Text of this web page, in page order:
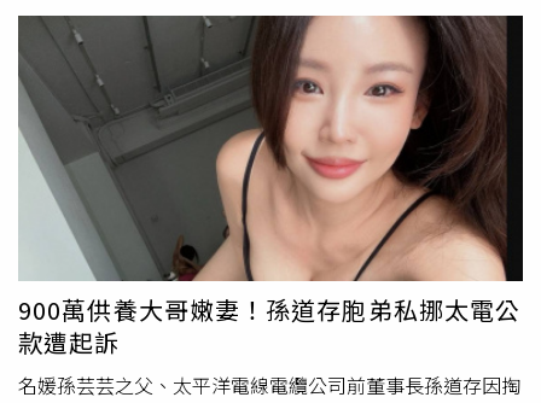
身權益，目前案件仍在審理中，不便對外透露更多細節。報
導指出，所謂稅務審判，是韓國納稅人認為稅務機關的課稅
處分違法或不當時，可向租稅審判院提出異議的行政救濟制
度，在審判結果出爐前，並不代表納稅人拒絕繳稅或已被認
定違法。車銀優於2024年接受首爾地方國稅廳高強度稅務
調查，當時遭通知補繳超過200億韓元稅款，創下韓國演藝
圈歷來最大規模的追稅案件之一。稅務機關調查指出，車銀
優母親設立的一人經紀公司與Fantagio簽訂經紀服務合約，
透過分配演藝收入，使原本應適用最高45％所得稅率的收
入，改以較低的法人稅率計算，因此認定該公司屬於以節稅
為目的設立的「紙上公司」，並據此追繳相關稅款。對此，
車銀優去年4月曾發表聲明，表示尊重國稅廳的調查程序與
結果，並為避免引發更多爭議，已將相關稅款全數
也坦言，會更加嚴肅看待此事，若有任何未能充分留意之
900萬供養大哥嫩妻！孫道存胞弟私挪太電公
款遭起訴
名媛孫芸芸之父、太平洋電線電纜公司前董事長孫道存因掏